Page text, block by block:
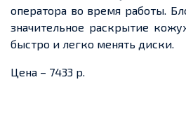
оператора во время работы.
значительное раскрытие
быстро и легко менять диски.
Цена – 7433 р.